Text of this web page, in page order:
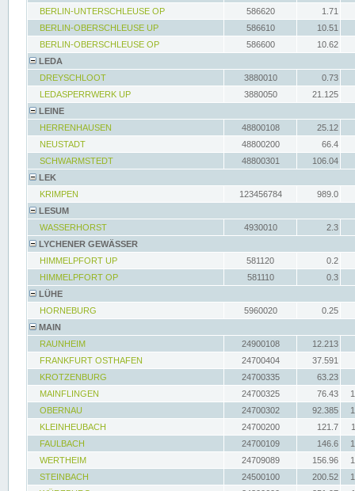
BERLIN-UNTERSCHLEUSE OP
586620
1.71
BERLIN-OBERSCHLEUSE UP
586610
10.51
BERLIN-OBERSCHLEUSE OP
586600
10.62
LEDA
DREYSCHLOOT
3880010
0.73
LEDASPERRWERK UP
3880050
21.125
LEINE
HERRENHAUSEN
48800108
25.12
NEUSTADT
48800200
66.4
SCHWARMSTEDT
48800301
106.04
LEK
KRIMPEN
123456784
989.0
LESUM
WASSERHORST
4930010
2.3
LYCHENER GEWÄSSER
HIMMELPFORT UP
581120
0.2
HIMMELPFORT OP
581110
0.3
LÜHE
HORNEBURG
5960020
0.25
MAIN
RAUNHEIM
24900108
12.213
FRANKFURT OSTHAFEN
24700404
37.591
KROTZENBURG
24700335
63.23
MAINFLINGEN
24700325 76.43
OBERNAU
24700302 92.385
KLEINHEUBACH
24700200 121.7
FAULBACH
24700109 146.6
WERTHEIM
24709089 156.96
STEINBACH
24500100 200.52